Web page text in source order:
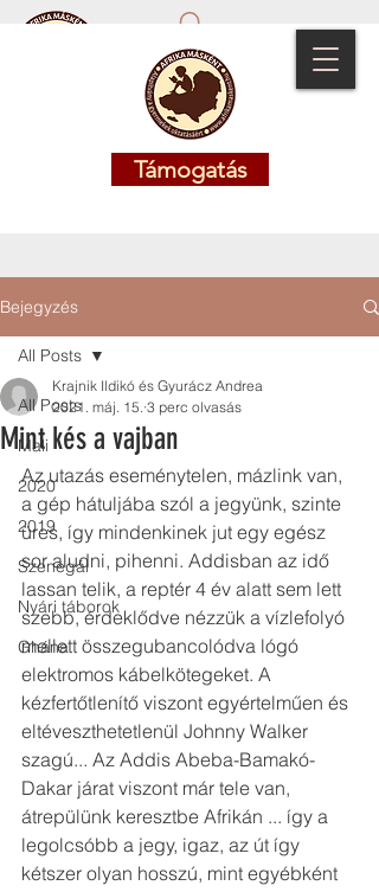
Támogatás
Támogatás
Bejegyzés
All Posts
Mali
2020
2019
Szenegál
Nyári táborok
Ghána
All Posts
Mint kés a vajban
Krajnik Ildikó és Gyurácz Andrea
2021. máj. 15. 3 perc olvasás
Az utazás eseménytelen, mázlink van,
a gép hátuljába szól a jegyünk, szinte
üres, így mindenkinek jut egy egész
sor aludni, pihenni. Addisban az idő
lassan telik, a reptér 4 év alatt sem lett
szebb, érdeklődve nézzük a vízlefolyó
mellett összegubancolódva lógó
elektromos kábelkötegeket. A
kézfertőtlenítő viszont egyértelműen és
eltéveszthetetlenül Johnny Walker
szagú... Az Addis Abeba-Bamakó-
Dakar járat viszont már tele van,
átrepülünk keresztbe Afrikán ... így a
legolcsóbb a jegy, igaz, az út így
kétszer olyan hosszú, mint egyébként